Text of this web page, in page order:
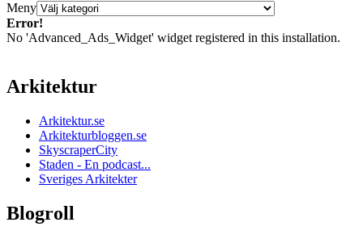
Meny
Error!
No 'Advanced_Ads_Widget' widget registered in this installation.
Arkitektur
Arkitektur.se
Arkitekturbloggen.se
SkyscraperCity
Staden - En podcast...
Sveriges Arkitekter
Blogroll